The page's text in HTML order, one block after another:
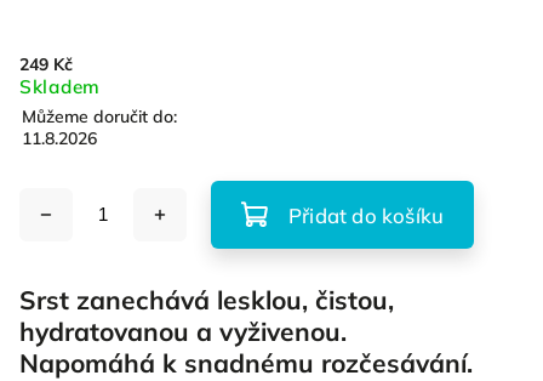
249 Kč
Skladem
Můžeme doručit do:
11.8.2026
Přidat do košíku
Srst zanechává lesklou, čistou,
hydratovanou a vyživenou.
Napomáhá k snadnému rozčesávání.